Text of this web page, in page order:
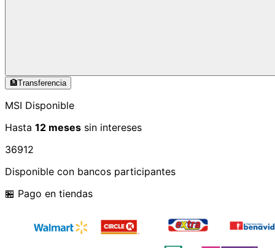
🏦Transferencia
MSI Disponible
Hasta 12 meses sin intereses
36912
Disponible con bancos participantes
🏪 Pago en tiendas